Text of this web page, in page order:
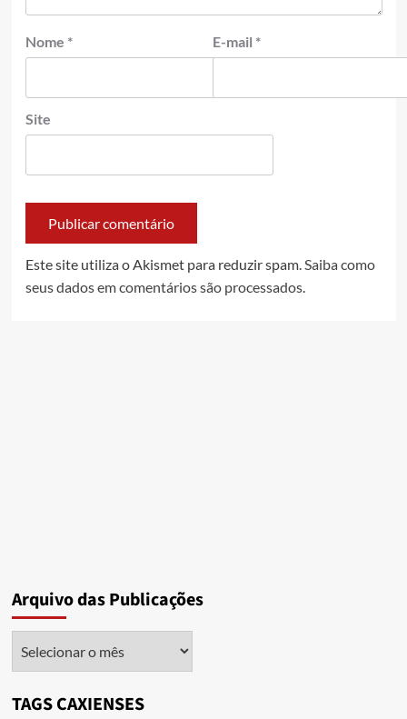
Nome * E-mail *
Site
Este site utiliza o Akismet para reduzir spam.Saiba como
seus dados em comentários são processados.
Arquivo das Publicações
TAGS CAXIENSES